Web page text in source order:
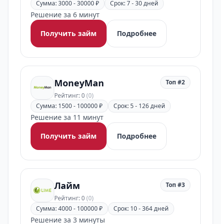
Сумма: 3000 - 30000 ₽ Срок: 7 - 30 дней
Решение за 6 минут
Получить займ
Подробнее
MoneyMan
Рейтинг: 0(0)
Топ #2
Сумма: 1500 - 100000 ₽ Срок: 5 - 126 дней
Решение за 11 минут
Получить займ
Подробнее
Лайм
Рейтинг: 0(0)
Топ #3
Сумма: 4000 - 100000 ₽ Срок: 10 - 364 дней
Решение за 3 минуты